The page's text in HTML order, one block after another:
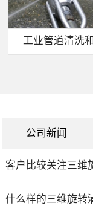
工业管道清洗
公司新闻
什么样的三维旋转